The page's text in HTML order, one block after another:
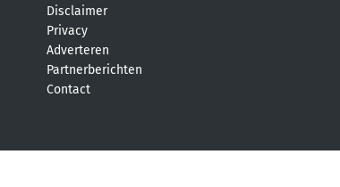
Disclaimer
Privacy
Adverteren
Partnerberichten
Contact